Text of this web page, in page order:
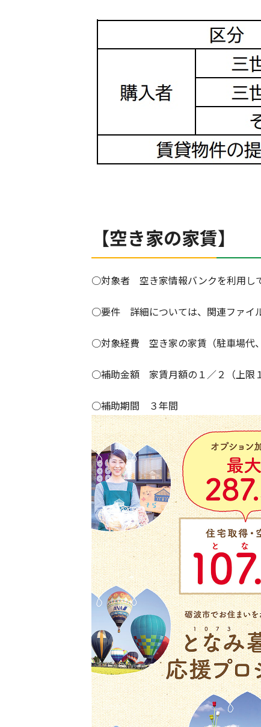
【空き家の家賃】
○対象者 空き家情報バンクを利用し
○要件 詳細については、関連ファイ
○対象経費 空き家の家賃（駐車場代、
○補助金額 家賃月額の１／２（上限１
○補助期間 ３年間